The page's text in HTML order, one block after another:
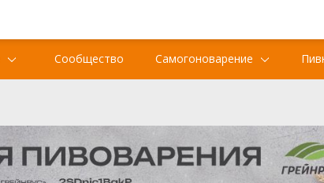
Сообщество Самогоноварение